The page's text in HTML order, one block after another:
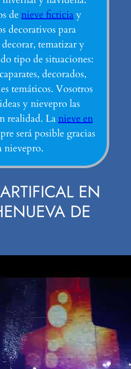
de nieve ficticia y
decorativos para
tematizar y
tipo de situaciones:
decorados,
temáticos. Vosotros
y nievepro las
realidad. La nieve en
será posible gracias
nievepro.
EN
DE